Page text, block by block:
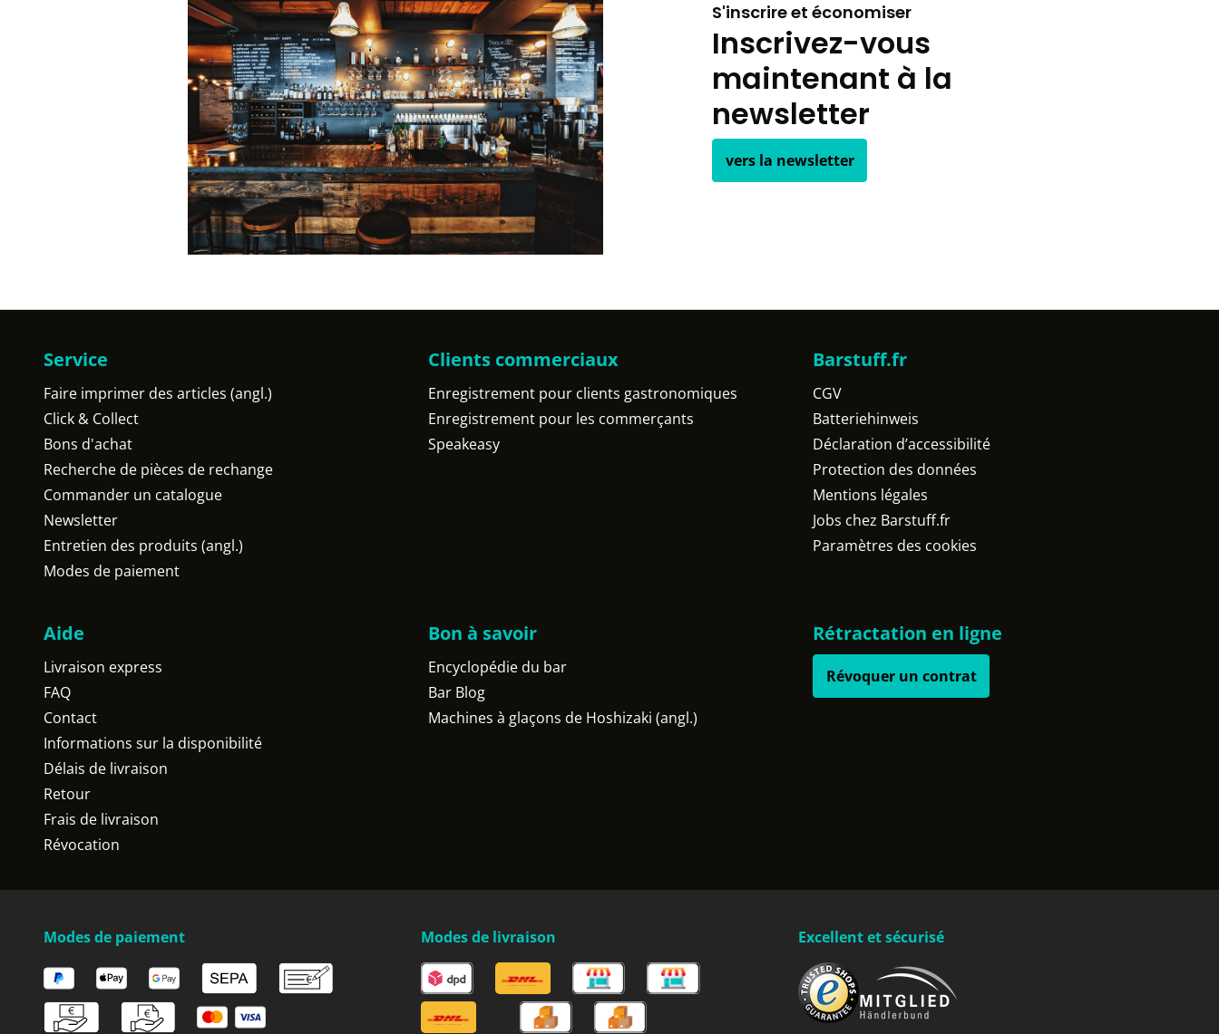
S'inscrire et économiser
Inscrivez-vous
maintenant à la
newsletter
vers la newsletter
Service
Faire imprimer des articles (angl.)
Click & Collect
Bons d'achat
Recherche de pièces de rechange
Commander un catalogue
Newsletter
Entretien des produits (angl.)
Modes de paiement
Clients commerciaux
Enregistrement pour clients gastronomiques
Enregistrement pour les commerçants
Speakeasy
Barstuff.fr
CGV
Batteriehinweis
Déclaration d’accessibilité
Protection des données
Mentions légales
Jobs chez Barstuff.fr
Paramètres des cookies
Aide
Livraison express
FAQ
Contact
Informations sur la disponibilité
Délais de livraison
Retour
Frais de livraison
Révocation
Bon à savoir
Encyclopédie du bar
Bar Blog
Machines à glaçons de Hoshizaki (angl.)
Rétractation en ligne
Révoquer un contrat
Modes de paiement Modes de livraison Excellent et sécurisé